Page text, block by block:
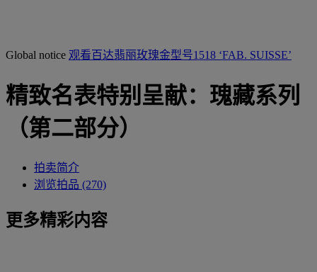
Global notice 观看百达翡丽玫瑰金型号1518 ‘FAB. SUISSE’
精致名表特别呈献：瑰藏系列
（第二部分）
拍卖简介
浏览拍品 (270)
更多精彩内容